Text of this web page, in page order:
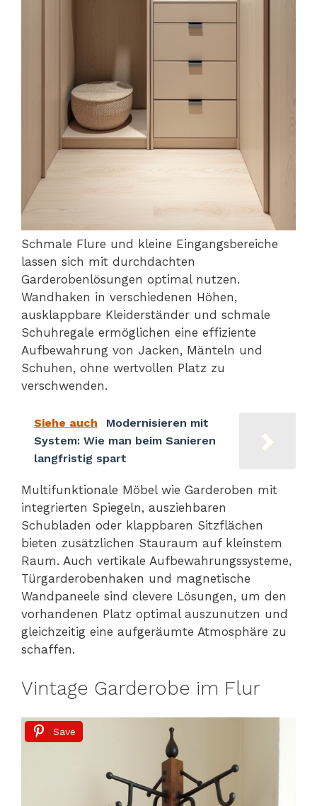
Schmale Flure und kleine Eingangsbereiche
lassen sich mit durchdachten
Garderobenlösungen optimal nutzen.
Wandhaken in verschiedenen Höhen,
ausklappbare Kleiderständer und schmale
Schuhregale ermöglichen eine effiziente
Aufbewahrung von Jacken, Mänteln und
Schuhen, ohne wertvollen Platz zu
verschwenden.
Siehe auch
Modernisieren mit
System: Wie man beim Sanieren
langfristig spart
Multifunktionale Möbel wie Garderoben mit
integrierten Spiegeln, ausziehbaren
Schubladen oder klappbaren Sitzflächen
bieten zusätzlichen Stauraum auf kleinstem
Raum. Auch vertikale Aufbewahrungssysteme,
Türgarderobenhaken und magnetische
Wandpaneele sind clevere Lösungen, um den
vorhandenen Platz optimal auszunutzen und
gleichzeitig eine aufgeräumte Atmosphäre zu
schaffen.
Vintage Garderobe im Flur
Save